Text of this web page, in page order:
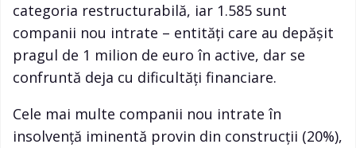
categoria restructurabilă, iar 1.585 sunt
companii nou intrate – entități care au depășit
pragul de 1 milion de euro în active, dar se
confruntă deja cu dificultăți financiare.
Cele mai multe companii nou intrate în
insolvență iminentă provin din construcții (20%),